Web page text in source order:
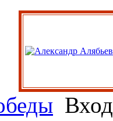
Вход